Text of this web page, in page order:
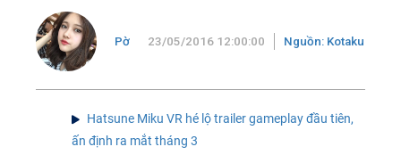
Pờ 23/05/2016 12:00:00 Nguồn: Kotaku
Hatsune Miku VR hé lộ trailer gameplay đầu tiên,
ấn định ra mắt tháng 3